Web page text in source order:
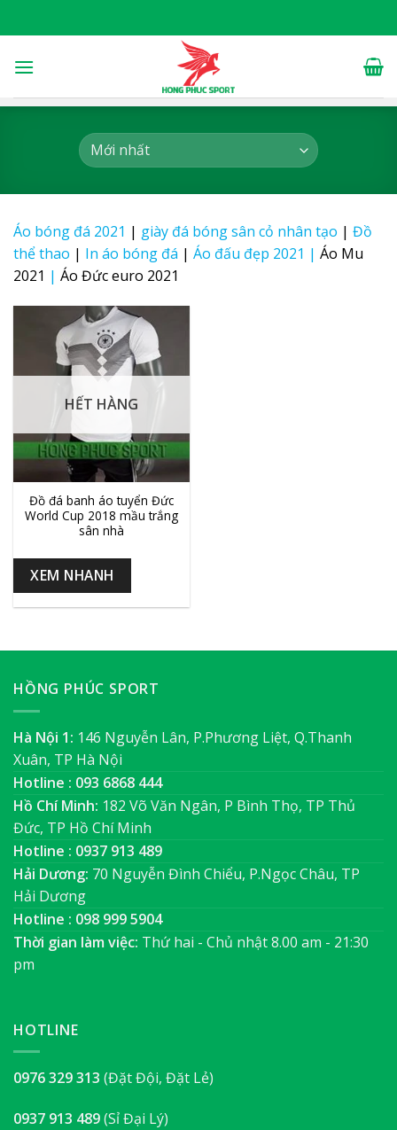
to
Áo bóng đá 2021 | giày đá bóng sân cỏ nhân tạo | Đồ
thể thao | In áo bóng đá | Áo đấu đẹp 2021 | Áo Mu
2021 | Áo Đức euro 2021
HẾT HÀNG
Đồ đá banh áo tuyển Đức
World Cup 2018 mầu trắng
sân nhà
XEM NHANH
HỒNG PHÚC SPORT
Hà Nội 1: 146 Nguyễn Lân, P.Phương Liệt, Q.Thanh
Xuân, TP Hà Nội
Hotline : 093 6868 444
Hồ Chí Minh: 182 Võ Văn Ngân, P Bình Thọ, TP Thủ
Đức, TP Hồ Chí Minh
Hotline : 0937 913 489
Hải Dương: 70 Nguyễn Đình Chiểu, P.Ngọc Châu, TP
Hải Dương
Hotline : 098 999 5904
Thời gian làm việc: Thứ hai - Chủ nhật 8.00 am - 21:30
pm
HOTLINE
0976 329 313 (Đặt Đội, Đặt Lẻ)
0937 913 489(Sỉ Đại Lý)